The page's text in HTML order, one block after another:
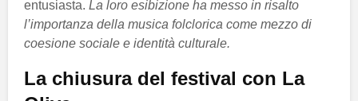
entusiasta. La loro esibizione ha messo in risalto
l’importanza della musica folclorica come mezzo di
coesione sociale e identità culturale.
La chiusura del festival con La